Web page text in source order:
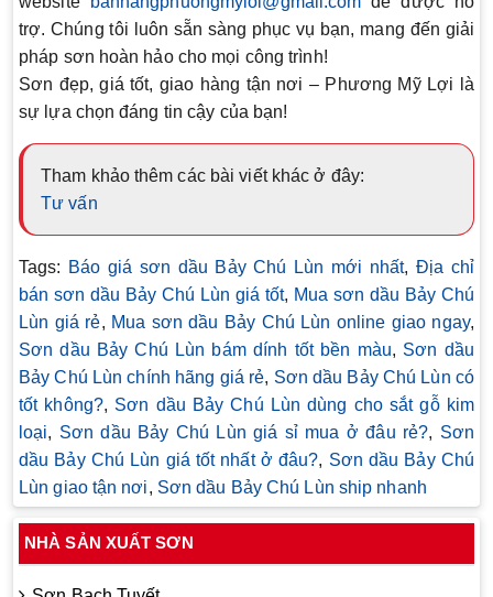
trợ. Chúng tôi luôn sẵn sàng phục vụ bạn, mang đến giải
pháp sơn hoàn hảo cho mọi công trình!
Sơn đẹp, giá tốt, giao hàng tận nơi – Phương Mỹ Lợi là
sự lựa chọn đáng tin cậy của bạn!
Tham khảo thêm các bài viết khác ở đây:
Tư vấn
Tags: Báo giá sơn dầu Bảy Chú Lùn mới nhất, Địa chỉ
bán sơn dầu Bảy Chú Lùn giá tốt, Mua sơn dầu Bảy Chú
Lùn giá rẻ, Mua sơn dầu Bảy Chú Lùn online giao ngay,
Sơn dầu Bảy Chú Lùn bám dính tốt bền màu, Sơn dầu
Bảy Chú Lùn chính hãng giá rẻ, Sơn dầu Bảy Chú Lùn có
tốt không?, Sơn dầu Bảy Chú Lùn dùng cho sắt gỗ kim
loại, Sơn dầu Bảy Chú Lùn giá sỉ mua ở đâu rẻ?, Sơn
dầu Bảy Chú Lùn giá tốt nhất ở đâu?, Sơn dầu Bảy Chú
Lùn giao tận nơi, Sơn dầu Bảy Chú Lùn ship nhanh
NHÀ SẢN XUẤT SƠN